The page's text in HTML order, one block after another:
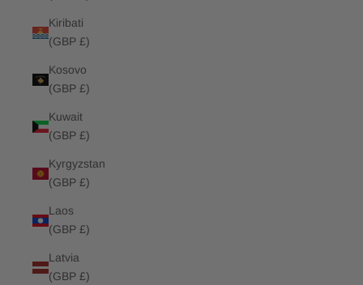
Kiribati
(GBP £)
Kosovo
(GBP £)
Kuwait
(GBP £)
Kyrgyzstan
(GBP £)
Laos
(GBP £)
Latvia
(GBP £)